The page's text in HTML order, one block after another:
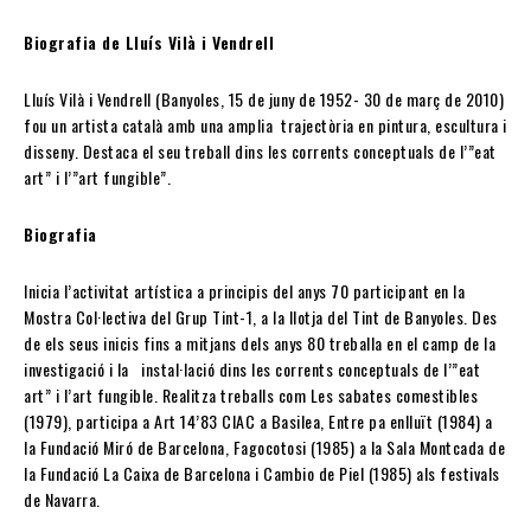
Biografia de Lluís Vilà i Vendrell
Lluís Vilà i Vendrell (Banyoles, 15 de juny de 1952- 30 de març de 2010)
fou un artista català amb una amplia trajectòria en pintura, escultura i
disseny. Destaca el seu treball dins les corrents conceptuals de l’”eat
art” i l’”art fungible”.
Biografia
Inicia l’activitat artística a principis del anys 70 participant en la
Mostra Col·lectiva del Grup Tint-1, a la llotja del Tint de Banyoles. Des
de els seus inicis fins a mitjans dels anys 80 treballa en el camp de la
investigació i la instal·lació dins les corrents conceptuals de l’”eat
art” i l’art fungible. Realitza treballs com Les sabates comestibles
(1979), participa a Art 14’83 CIAC a Basilea, Entre pa enlluït (1984) a
la Fundació Miró de Barcelona, Fagocotosi (1985) a la Sala Montcada de
la Fundació La Caixa de Barcelona i Cambio de Piel (1985) als festivals
de Navarra.